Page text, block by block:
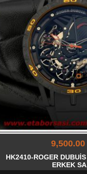
HK2410-ROGER
ERKEK